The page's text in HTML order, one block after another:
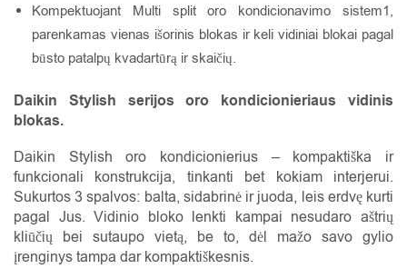
Kompektuojant Multi split oro kondicionavimo sistem1,
parenkamas vienas išorinis blokas ir keli vidiniai blokai pagal
būsto patalpų kvadartūrą ir skaičių.
Daikin Stylish serijos oro kondicionieriaus vidinis
blokas.
Daikin Stylish oro kondicionierius – kompaktiška ir
funkcionali konstrukcija, tinkanti bet kokiam interjerui.
Sukurtos 3 spalvos: balta, sidabrinė ir juoda, leis erdvę kurti
pagal Jus. Vidinio bloko lenkti kampai nesudaro aštrių
kliūčių bei sutaupo vietą, be to, dėl mažo savo gylio
įrenginys tampa dar kompaktiškesnis.